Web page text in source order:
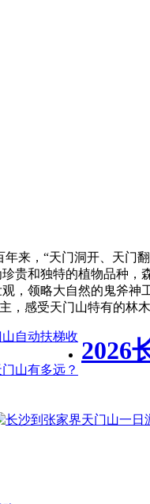
来，“天门洞开、天门
贵和独特的植物品种
，领略大自然的鬼斧
，感受天门山特有的林木
自动扶梯收
山有多远？
2026